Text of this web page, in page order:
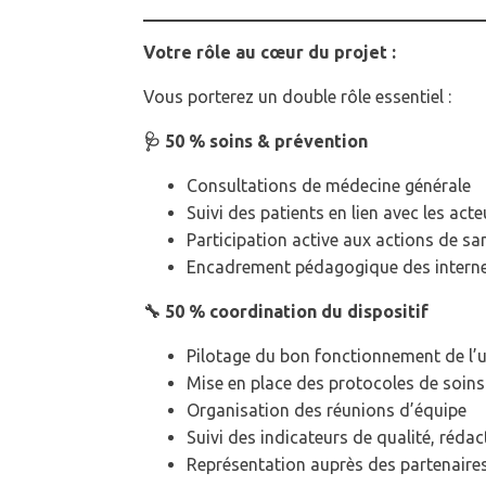
Votre rôle au cœur du projet :
Vous porterez un double rôle essentiel :
🩺 50 % soins & prévention
Consultations de médecine générale
Suivi des patients en lien avec les
Participation active aux actions de
Encadrement pédagogique des
🔧 50 % coordination du dispositif
Pilotage du bon fonctionnement de
Mise en place des protocoles de
Organisation des réunions d’équipe
Suivi des indicateurs de qualité,
Représentation auprès des